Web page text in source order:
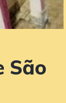
São